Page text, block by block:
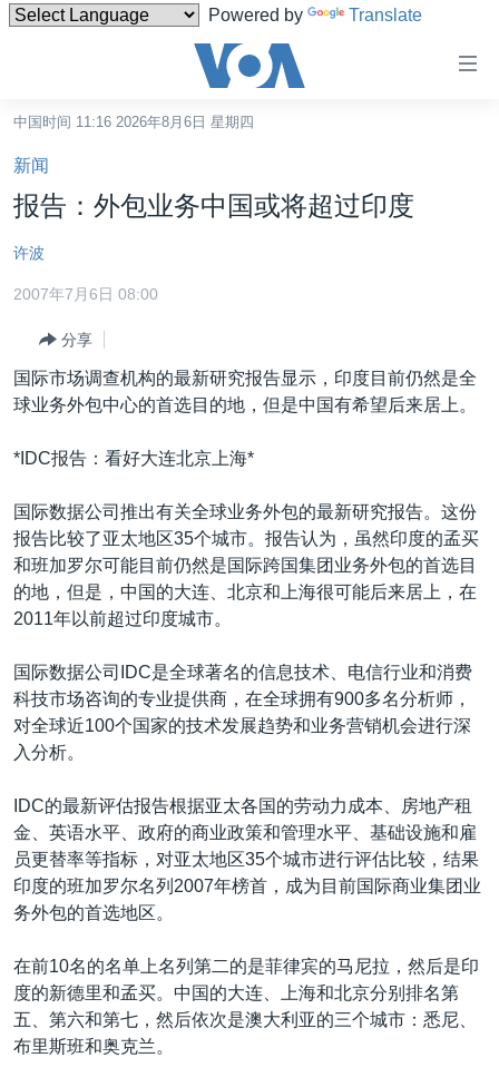
Powered by Translate
碍
链
接
跳
转
内
到
航
到
检
索
中国
台湾
港澳
国际
最新国际新闻
中东
欧洲
非洲
美洲
全球议题
分类新闻
人权·法律·宗教
科教·文娱·体健
军事
劳工
环境
热点专题
白宫要闻
国会报道
美中关系
美国建国250周年
埃博拉疫情
美国之音专访
重要讲话与声明
南中国海争端
关注西藏
关注新疆
VOA视频
VOA今日焦点
中文广播
其他语言网站
中国时间 11:16 2026年8月6日 星期四
新闻
报告：外包业务中国或将超过印度
许波
2007年7月6日 08:00
分享
国际市场调查机构的最新研究报告显示，印度目前仍然是全
球业务外包中心的首选目的地，但是中国有希望后来居上。
*IDC报告：看好大连北京上海*
国际数据公司推出有关全球业务外包的最新研究报告。这份
报告比较了亚太地区35个城市。报告认为，虽然印度的孟买
和班加罗尔可能目前仍然是国际跨国集团业务外包的首选目
的地，但是，中国的大连、北京和上海很可能后来居上，在
2011年以前超过印度城市。
国际数据公司IDC是全球著名的信息技术、电信行业和消费
科技市场咨询的专业提供商，在全球拥有900多名分析师，
对全球近100个国家的技术发展趋势和业务营销机会进行深
入分析。
IDC的最新评估报告根据亚太各国的劳动力成本、房地产租
金、英语水平、政府的商业政策和管理水平、基础设施和雇
员更替率等指标，对亚太地区35个城市进行评估比较，结果
印度的班加罗尔名列2007年榜首，成为目前国际商业集团业
务外包的首选地区。
在前10名的名单上名列第二的是菲律宾的马尼拉，然后是印
度的新德里和孟买。中国的大连、上海和北京分别排名第
五、第六和第七，然后依次是澳大利亚的三个城市：悉尼、
布里斯班和奥克兰。